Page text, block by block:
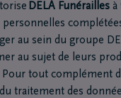
DELA Funérailles à
personnelles
au sein du groupe
au sujet de leurs
Pour tout complément
traitement des